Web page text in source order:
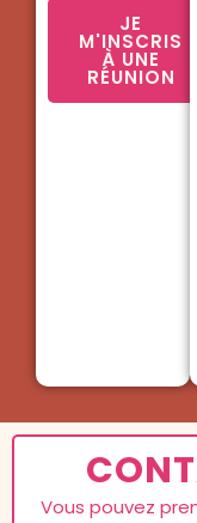
JE
M'INSCRIS
À UNE
RÉUNION
Vous pouvez